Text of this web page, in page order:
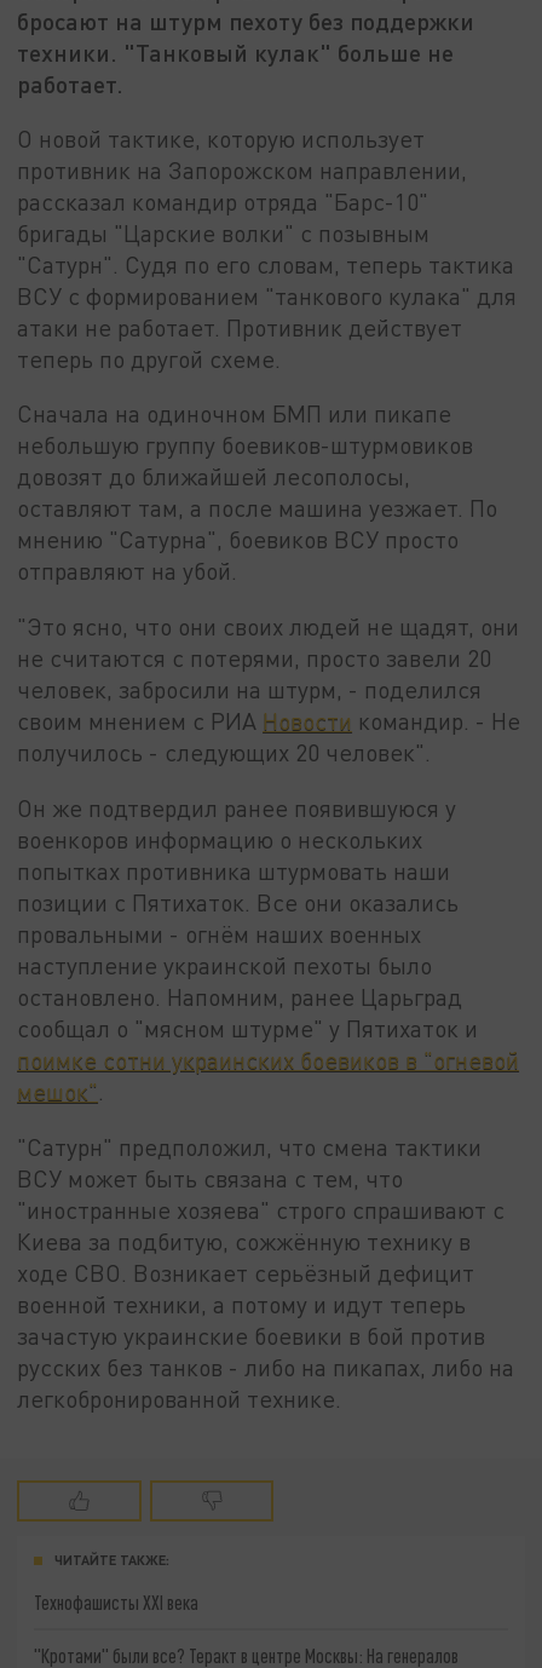
бросают на штурм пехоту без поддержки
техники. "Танковый кулак" больше не
работает.
О новой тактике, которую использует
противник на Запорожском направлении,
рассказал командир отряда "Барс-10"
бригады "Царские волки" с позывным
"Сатурн". Судя по его словам, теперь тактика
ВСУ с формированием "танкового кулака" для
атаки не работает. Противник действует
теперь по другой схеме.
Сначала на одиночном БМП или пикапе
небольшую группу боевиков-штурмовиков
довозят до ближайшей лесополосы,
оставляют там, а после машина уезжает. По
мнению "Сатурна", боевиков ВСУ просто
отправляют на убой.
"Это ясно, что они своих людей не щадят, они
не считаются с потерями, просто завели 20
человек, забросили на штурм, - поделился
своим мнением с РИА Новости командир. - Не
получилось - следующих 20 человек".
Он же подтвердил ранее появившуюся у
военкоров информацию о нескольких
попытках противника штурмовать наши
позиции с Пятихаток. Все они оказались
провальными - огнём наших военных
наступление украинской пехоты было
остановлено. Напомним, ранее Царьград
сообщал о "мясном штурме" у Пятихаток и
поимке сотни украинских боевиков в "огневой
мешок"
"Сатурн" предположил, что смена тактики
ВСУ может быть связана с тем, что
"иностранные хозяева" строго спрашивают с
Киева за подбитую, сожжённую технику в
ходе СВО. Возникает серьёзный дефицит
военной техники, а потому и идут теперь
зачастую украинские боевики в бой против
русских без танков - либо на пикапах, либо на
легкобронированной технике.
ЧИТАЙТЕ ТАКЖЕ:
Технофашисты XXI века
"Кротами" были все? Теракт в центре Москвы: На генералов